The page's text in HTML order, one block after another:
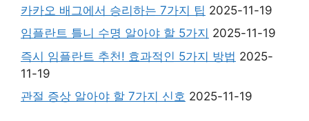
카카오 배그에서 승리하는 7가지 팁 2025-11-19
임플란트 틀니 수명 알아야 할 5가지 2025-11-19
즉시 임플란트 추천! 효과적인 5가지 방법 2025-
11-19
관절 증상 알아야 할 7가지 신호 2025-11-19